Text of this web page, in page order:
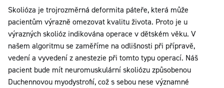
Skolióza je trojrozměrná deformita páteře, která může
pacientům výrazně omezovat kvalitu života. Proto je u
výrazných skolióz indikována operace v dětském věku. V
našem algoritmu se zaměříme na odlišnosti při přípravě,
vedení a vyvedení z anestezie při tomto typu operací. Náš
pacient bude mít neuromuskulární skoliózu způsobenou
Duchennovou myodystrofií, což s sebou nese významné